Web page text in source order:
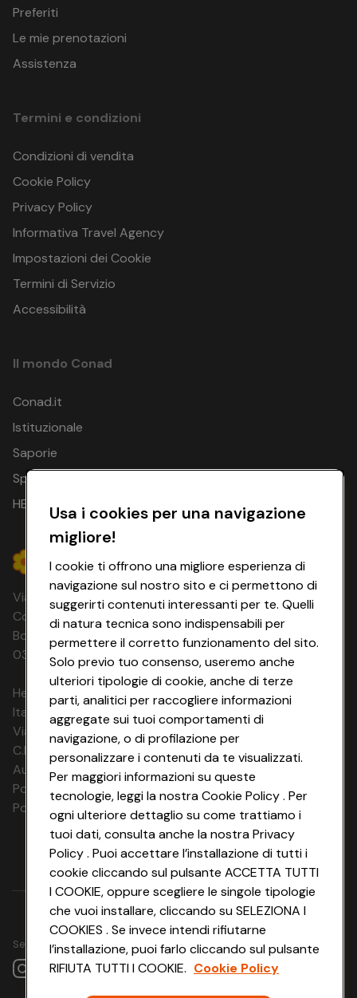
Giappone
GPS: ,
Preferiti
Le mie prenotazioni
Assistenza
Termini e condizioni
Condizioni di vendita
Cookie Policy
Privacy Policy
Informativa Travel Agency
Impostazioni dei Cookie
Termini di Servizio
Accessibilità
Il mondo Conad
Conad.it
Istituzionale
Saporie
Spesa Online
HEYCONAD
Via Michelino, 59 | 40127 BOLOGNA
Codice Fiscale e Registro Imprese di
Bologna 00865960157 PARTITA IVA
03320960374 CONAD SOC. COOP.
HeyConad Viaggi è un servizio gestito da
Italia Travel Marketing S.r.l.
Via Chiesolina 8 | 37066 Sommacampagna (VR)
C.F. e P.IVA: 03816060234
Aut. Prov Verona n. 4737/10
Polizza Ass. RC n. 177765037
Polizza Ass. Protection n. 6006000083/F
Seguici su
Usa i cookies per una navigazione
migliore!
I cookie ti offrono una migliore esperienza di
navigazione sul nostro sito e ci permettono di
suggerirti contenuti interessanti per te. Quelli
di natura tecnica sono indispensabili per
permettere il corretto funzionamento del sito.
Solo previo tuo consenso, useremo anche
ulteriori tipologie di cookie, anche di terze
parti, analitici per raccogliere informazioni
aggregate sui tuoi comportamenti di
navigazione, o di profilazione per
personalizzare i contenuti da te visualizzati.
Per maggiori informazioni su queste
tecnologie, leggi la nostra Cookie Policy . Per
ogni ulteriore dettaglio su come trattiamo i
tuoi dati, consulta anche la nostra Privacy
Policy . Puoi accettare l’installazione di tutti i
cookie cliccando sul pulsante ACCETTA TUTTI
I COOKIE, oppure scegliere le singole tipologie
che vuoi installare, cliccando su SELEZIONA I
COOKIES . Se invece intendi rifiutarne
l’installazione, puoi farlo cliccando sul pulsante
RIFIUTA TUTTI I COOKIE. Cookie Policy